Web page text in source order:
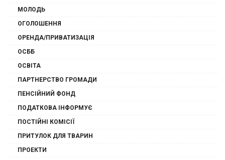
МОЛОДЬ
ОГОЛОШЕННЯ
ОРЕНДА/ПРИВАТИЗАЦІЯ
ОСББ
ОСВІТА
ПАРТНЕРСТВО ГРОМАДИ
ПЕНСІЙНИЙ ФОНД
ПОДАТКОВА ІНФОРМУЄ
ПОСТІЙНІ КОМІСІЇ
ПРИТУЛОК ДЛЯ ТВАРИН
ПРОЕКТИ